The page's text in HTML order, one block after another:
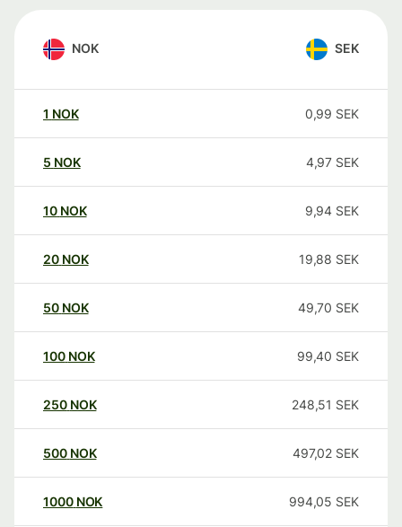
NOK SEK
1 NOK 0,99 SEK
5 NOK 4,97 SEK
10 NOK 9,94 SEK
20 NOK 19,88 SEK
50 NOK 49,70 SEK
100 NOK 99,40 SEK
250 NOK 248,51 SEK
500 NOK 497,02 SEK
1000 NOK 994,05 SEK